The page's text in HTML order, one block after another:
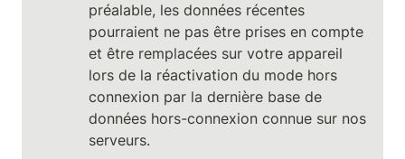
préalable, les données récentes
pourraient ne pas être prises en compte
et être remplacées sur votre appareil
lors de la réactivation du mode hors
connexion par la dernière base de
données hors-connexion connue sur nos